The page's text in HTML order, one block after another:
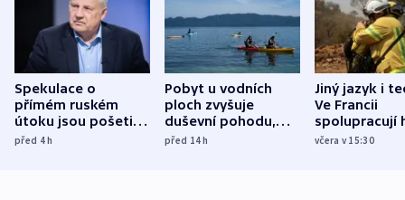
Spekulace o
přímém ruském
útoku jsou pošetilé,
míní estonský
před 4h
Pobyt u vodních
ploch zvyšuje
duševní pohodu,
ukázala
před 14h
Jiný jazyk i
Ve Francii
spolupracují
různých zemí
včera v 15:30